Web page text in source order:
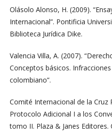
Olásolo Alonso, H. (2009).
Internacional”. Pontificia
Biblioteca Jurídica Dike.
Valencia Villa, A. (2007).
Conceptos básicos.
colombiano”.
Comité Internacional de la Cruz
Protocolo Adicional I a los
tomo II. Plaza & Janes Editores.